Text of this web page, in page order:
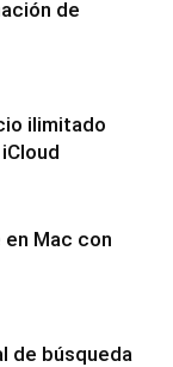
de
ilimitado
Mac con
de búsqueda